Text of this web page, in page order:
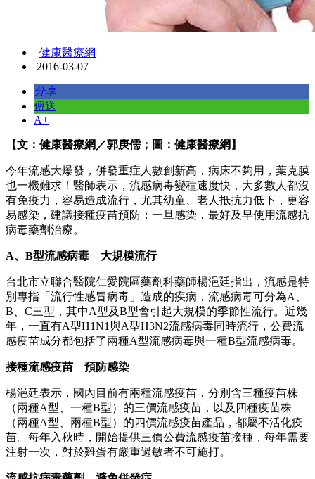
健康醫療網
2016-03-07
分享
傳送
A+
【文：健康醫療網／郭庚儒；圖：健康醫療網】
今年流感大爆發，併發重症人數創新高，病床不夠用，葉克膜
也一機難求！醫師表示，流感病毒變種速度快，大多數人都沒
有免疫力，容易造成流行，尤其幼童、老人抵抗力低下，更容
易感染，建議接種疫苗預防；一旦感染，最好及早使用流感抗
病毒藥劑治療。
A、B型流感病毒 大規模流行
台北市立聯合醫院仁愛院區藥劑科藥師楊浥廷指出，流感是特
別專指「流行性感冒病毒」造成的疾病，流感病毒可分為A、
B、C三型，其中A型及B型會引起大規模的季節性流行。近幾
年，一直有A型H1N1與A型H3N2流感病毒同時流行，公費流
感疫苗成分都包括了兩種A型流感病毒與一種B型流感病毒。
接種流感疫苗 預防感染
楊浥廷表示，國內目前有兩種流感疫苗，分別含三種疫苗株
（兩種A型、一種B型）的三價流感疫苗，以及四種疫苗株
（兩種A型、兩種B型）的四價流感疫苗產品，都屬不活化疫
苗。每年入秋時，開始提供三價公費流感疫苗接種，每年需要
注射一次，對於雞蛋有嚴重過敏者不可施打。